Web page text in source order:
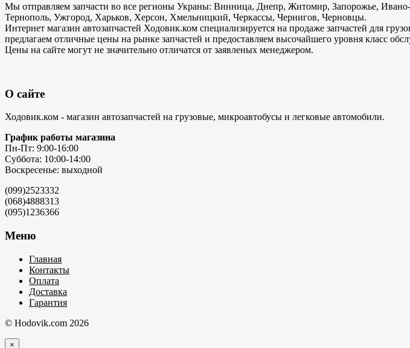
Мы отправляем запчасти во все регионы Украны: Винница, Днепр, Житомир, Запорожье,
Тернополь, Ужгород, Харьков, Херсон, Хмельницкий, Черкассы, Чернигов, Черновцы.
Интернет магазин автозапчастей Ходовик.ком специализируется на продаже запчастей для
предлагаем отличные цены на рынке запчастей и предоставляем высочайшего уровня класс
Цены на сайте могут не значительно отличатся от заявленых менеджером.
О сайте
Ходовик.ком - магазин автозапчастей на грузовые, микроавтобусы и легковые автомобили.
График работы магазина
Пн-Пт: 9:00-16:00
Суббота: 10:00-14:00
Воскресенье: выходной
(099)2523332
(068)4888313
(095)1236366
Меню
Главная
Контакты
Оплата
Доставка
Гарантия
© Hodovik.com 2026
×